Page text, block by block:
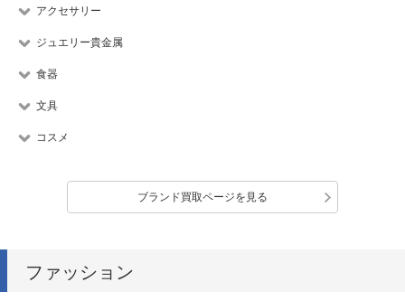
アクセサリー
ジュエリー貴金属
食器
文具
コスメ
ブランド買取ページを見る
ファッション